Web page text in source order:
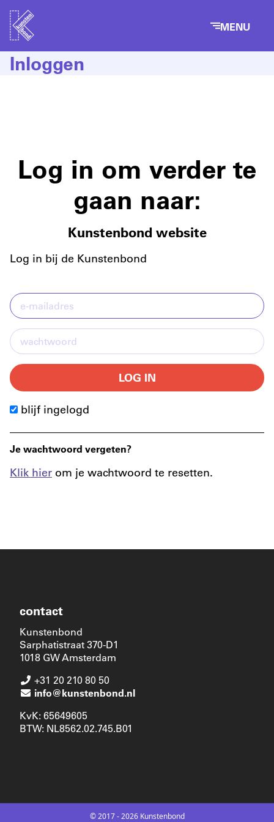
MENU
Inloggen
Log in om verder te
gaan naar:
Kunstenbond website
Log in bij de Kunstenbond
LOG IN
blijf ingelogd
Je wachtwoord vergeten?
Klik hier om je wachtwoord te resetten.
contact
Kunstenbond
Sarphatistraat 370-D1
1018 GW Amsterdam
+31 20 210 80 50
info@kunstenbond.nl
KvK: 65649605
BTW: NL8562.02.745.B01
© 2017 - 2026 Kunstenbond